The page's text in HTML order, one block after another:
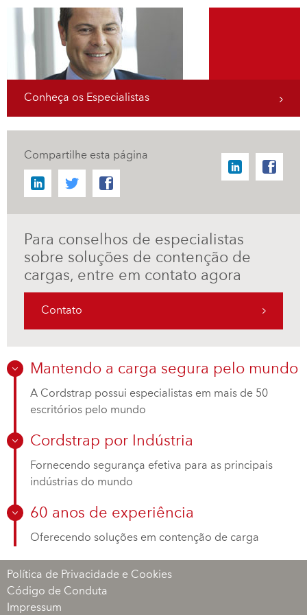
Conheça os Especialistas
Compartilhe esta página
Para conselhos de especialistas
sobre soluções de contenção de
cargas, entre em contato agora
Contato
Mantendo a carga segura pelo mundo
A Cordstrap possui especialistas em mais de 50
escritórios pelo mundo
Cordstrap por Indústria
Fornecendo segurança efetiva para as principais
indústrias do mundo
60 anos de experiência
Oferecendo soluções em contenção de carga
Política de Privacidade e Cookies
Código de Conduta
Impressum